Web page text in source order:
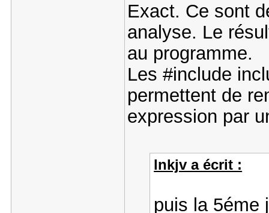
Exact. Ce sont
analyse. Le
au programme.
Les #include
permettent de
expression par
lnkjv a écrit :
puis la 5éme